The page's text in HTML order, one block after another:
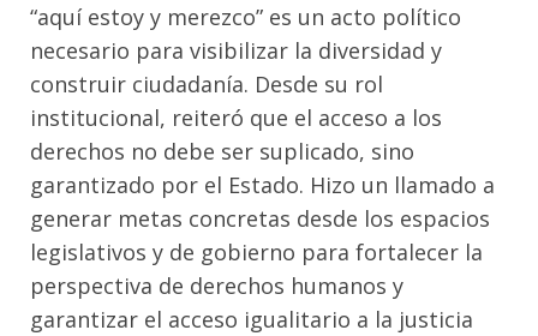
“aquí estoy y merezco” es un acto político
necesario para visibilizar la diversidad y
construir ciudadanía. Desde su rol
institucional, reiteró que el acceso a los
derechos no debe ser suplicado, sino
garantizado por el Estado. Hizo un llamado a
generar metas concretas desde los espacios
legislativos y de gobierno para fortalecer la
perspectiva de derechos humanos y
garantizar el acceso igualitario a la justicia